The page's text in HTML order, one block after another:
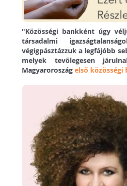
"Közösségi bankként úgy
társadalmi
végigpásztázzuk a legfájóbb
melyek tevőlegesen
Magyaroroszágelső közösségi